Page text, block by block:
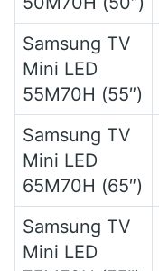
Samsung TV
Mini LED
55M70H (55″)
Samsung TV
Mini LED
65M70H (65″)
Samsung TV
Mini LED